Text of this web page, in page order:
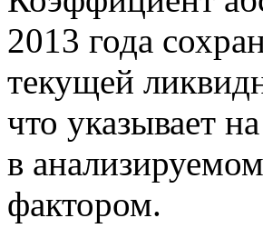
2013 года
текущей
что указывает
в
фактором.